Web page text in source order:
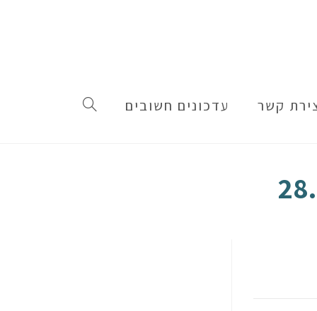
קשר עדכונים חשובים